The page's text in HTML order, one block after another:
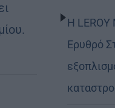
Η LEROY
Ερυθρό